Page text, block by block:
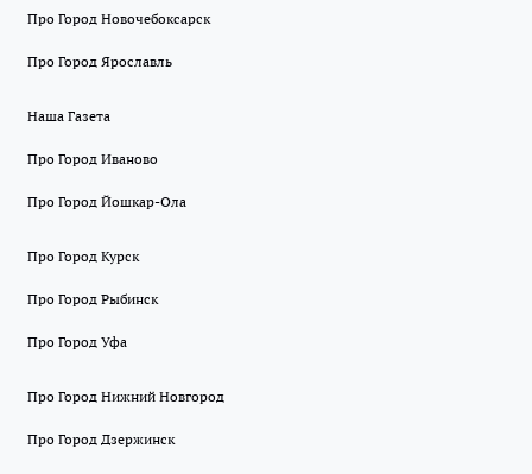
Про Город Новочебоксарск
Про Город Ярославль
Наша Газета
Про Город Иваново
Про Город Йошкар-Ола
Про Город Курск
Про Город Рыбинск
Про Город Уфа
Про Город Нижний Новгород
Про Город Дзержинск